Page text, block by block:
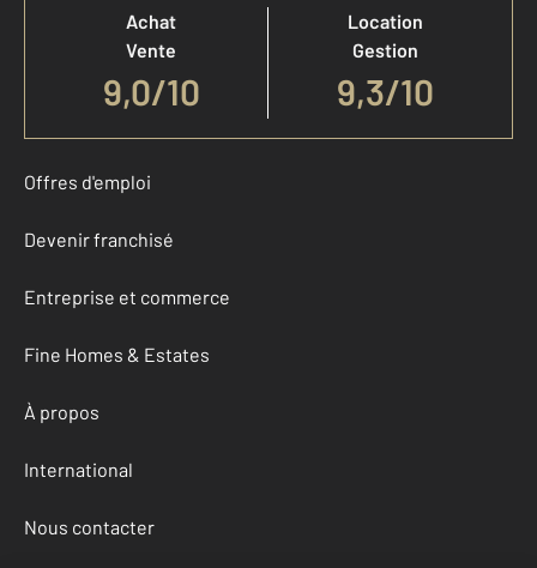
Achat
Vente
9,0/10
Location
Gestion
9,3/10
Offres d'emploi
Devenir franchisé
Entreprise et commerce
Fine Homes & Estates
À propos
International
Nous contacter